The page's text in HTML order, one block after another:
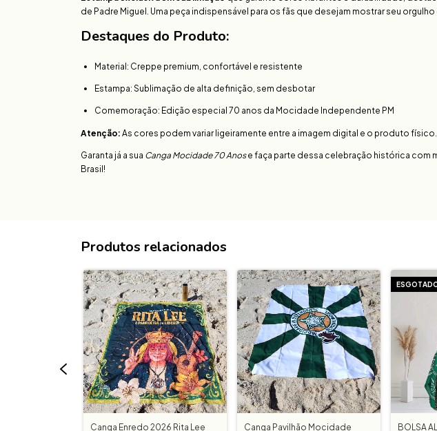
de Padre Miguel. Uma peça indispensável para os fãs que desejam mostrar seu
Destaques do Produto:
Material: Creppe premium, confortável e resistente
Estampa: Sublimação de alta definição, sem desbotar
Comemoração: Edição especial 70 anos da Mocidade Independente PM
Atenção: As cores podem variar ligeiramente entre a imagem digital e o produto físico.
Garanta já a sua Canga Mocidade 70 Anose faça parte dessa celebração histórica com
Brasil!
Produtos relacionados
Canga Enredo 2026 Rita Lee Canga Pavilhão Mocidade
BOLSA